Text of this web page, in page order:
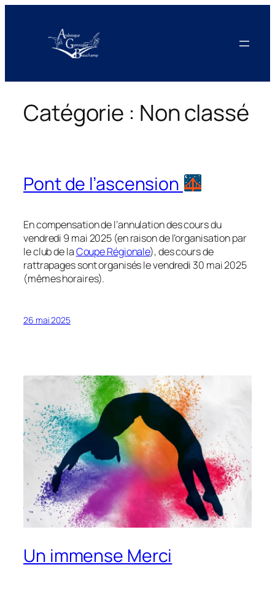
contenu
Catégorie : Non classé
Pont de l’ascension
En compensation de l’annulation des cours du
vendredi 9 mai 2025 (en raison de l’organisation par
le club de laCoupe Régionale), des cours de
rattrapages sont organisés le vendredi 30 mai 2025
(mêmes horaires).
26 mai 2025
Un immense Merci